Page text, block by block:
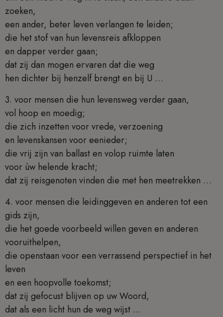
zoeken,
een ander, beter leven verlangen te leiden;
die het stof van hun levensreis afkloppen
en dapper verder gaan;
dat zij dan mogen ervaren dat die weg
hen dichter bij henzelf brengt en bij U …
3. voor mensen die hun levensweg verder gaan,
vol hoop en moedig;
die zich inzetten voor vrede, verzoening
en levenskansen voor eenieder;
die vrij zijn van ballast en volop ruimte laten
voor ùw helende kracht;
dat zij reisgenoten vinden die met hen meetrekken …
4. voor mensen die leidinggeven en anderen tot een
gids zijn,
die het goede voorbeeld willen geven en anderen
vooruithelpen,
die openstaan voor een verrassend perspectief in het
leven
en een hoopvolle toekomst;
dat zij gefocust blijven op uw Woord,
dat als een licht hun de weg wijst ...